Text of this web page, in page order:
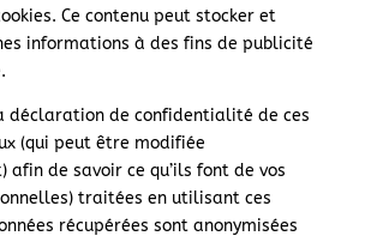
Ce contenu peut stocker et
informations à des fins de publicité
déclaration de confidentialité de ces
(qui peut être modifiée
afin de savoir ce qu’ils font de vos
traitées en utilisant ces
récupérées sont anonymisées